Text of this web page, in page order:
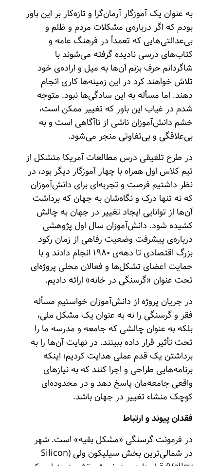
به عنوان یک آموزگار آرمان‌گرا و تازه‌کار بر این باور
بودم که اگر درباره‌ی مشکلات مردم و ظلم و
بی‌عدالتی‌هایی که تعمداً در فرهنگ عامه و
کتاب‌های درسی نادیده گرفته می‌شوند با
شاگردانم حرف بزنم آن‌ها به میل و اراده‌ی خود
تلاش خواهند کرد در این زمینه‌ها کاری انجام
دهند. اما مسأله به این سادگی‌ها نبود. متوجه
شدم در غیاب این باور که تغییر ممکن است،
خشم دانش‌آموزان ناشی از ناآگاهی است و به
بی‌علاقگی و بی‌تفاوتی منجر می‌شود.
در طرح تلفیقی درس مطالعات آمریکا متشکل از
تیم کلاس اول همراه با چهار آموزگار دیگر بود، در
نظر داشتیم فرصت و تجربه‌ای برای دانش‌آموزان
که نه تنها درک و نگاه‌شان به جهان که برداشت
آن‌ها از توانایی ایجاد تغییر در جهان به چالش
کشیده شود. ‌دانش‌آموزان سال اول پژوهشی
درباره‌ی پیشرفت وضعیت رفاهی از زمان رکود
بزرگ اقتصادی تا دهه‌ی ۱۹۸۰ انجام دادند و با
حمایت اعضای تشکل‌ها و فعالان محلی پروژه‌ای
تحت عنوان «گرسنگی در خانه» ارائه دادیم.
در جریان پروژه از دانش‌آموزان خواستیم مسأله
فقر و گرسنگی را نه به عنوان یک مشکل ملی،
بلکه به عنوان چالشی که جامعه و مدرسه ما را
تحت تأثیر قرار داده ببینند. در نهایت آن‌ها را به
برداشتن یک قدم عملی هدایت کردیم؛ اینکه
برنامه‌هایی طراحی و اجرا کنند که به نیازهای
واقعی جامعه‌مان پاسخ دهد و در محدوده‌ای
کوچک منشاء تغییر در جهان باشد.
فقدان پیوند و ارتباط
در فرمونت گرسنگی «مشکل بقیه» است. شهر
در شمالی‌ترین بخش سیلیکون ولی (Silicon